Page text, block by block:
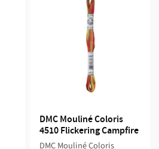
DMC Mouliné Coloris
4510 Flickering Campfire
DMC Mouliné Coloris